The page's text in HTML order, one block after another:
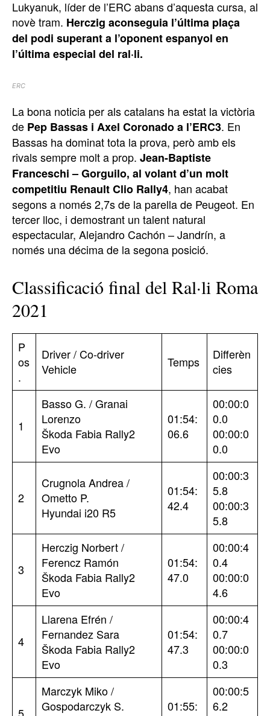
Lukyanuk, líder de l’ERC abans d’aquesta cursa, al
novè tram. Herczig aconseguia l’última plaça
del podi superant a l’oponent espanyol en
l’última especial del ral·li.
ERC
La bona noticia per als catalans ha estat la victòria
de Pep Bassas i Axel Coronado a l’ERC3. En
Bassas ha dominat tota la prova, però amb els
rivals sempre molt a prop. Jean-Baptiste
Franceschi – Gorguilo, al volant d’un molt
competitiu Renault Clio Rally4, han acabat
segons a només 2,7s de la parella de Peugeot. En
tercer lloc, i demostrant un talent natural
espectacular, Alejandro Cachón – Jandrín, a
només una décima de la segona posició.
Classificació final del Ral·li Roma
2021
P
os
.
Driver / Co-driver
Vehicle
Temps
Differèn
cies
1
Basso G. / Granai
Lorenzo
Škoda Fabia Rally2
Evo
01:54:
06.6
00:00:0
0.0
00:00:0
0.0
2
Crugnola Andrea /
Ometto P.
Hyundai i20 R5
01:54:
42.4
00:00:3
5.8
00:00:3
5.8
3
Herczig Norbert /
Ferencz Ramón
Škoda Fabia Rally2
Evo
01:54:
47.0
00:00:4
0.4
00:00:0
4.6
4
Llarena Efrén /
Fernandez Sara
Škoda Fabia Rally2
Evo
01:54:
47.3
00:00:4
0.7
00:00:0
0.3
Marczyk Miko /
Gospodarczyk S.
01:55:
00:00:5
6.2